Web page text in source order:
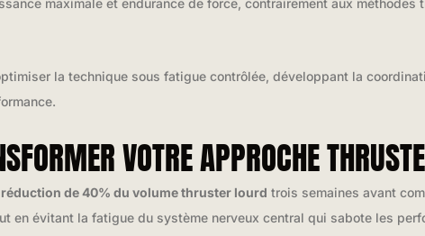
maximale et endurance de force, contrairement aux méthodes
la technique sous fatigue contrôlée, développant la
VOTRE APPROCHE
réduction de 40% du volume thruster lourd trois semaines avant
en évitant la fatigue du système nerveux central qui sabote les